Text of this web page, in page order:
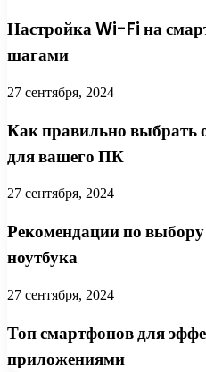
Настройка Wi-Fi на
шагами
27 сентября, 2024
Как правильно выбрать
для вашего ПК
27 сентября, 2024
Рекомендации по
ноутбука
27 сентября, 2024
Топ смартфонов для
приложениями